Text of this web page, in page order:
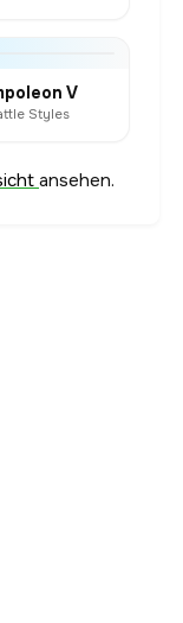
V
Styles
ansehen.